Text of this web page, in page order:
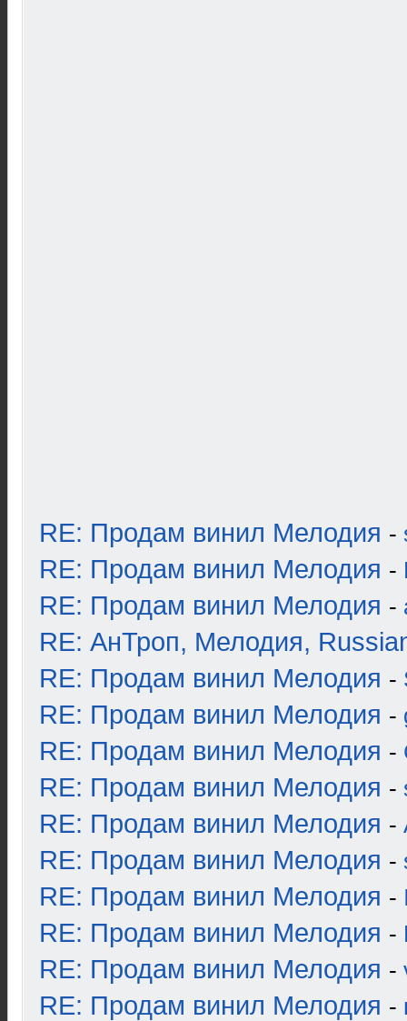
RE: Продам винил Мелодия -
RE: Продам винил Мелодия -
RE: Продам винил Мелодия -
RE: АнТроп, Мелодия,
RE: Продам винил Мелодия -
RE: Продам винил Мелодия -
RE: Продам винил Мелодия -
RE: Продам винил Мелодия -
RE: Продам винил Мелодия -
RE: Продам винил Мелодия -
RE: Продам винил Мелодия -
RE: Продам винил Мелодия -
RE: Продам винил Мелодия -
RE: Продам винил Мелодия -